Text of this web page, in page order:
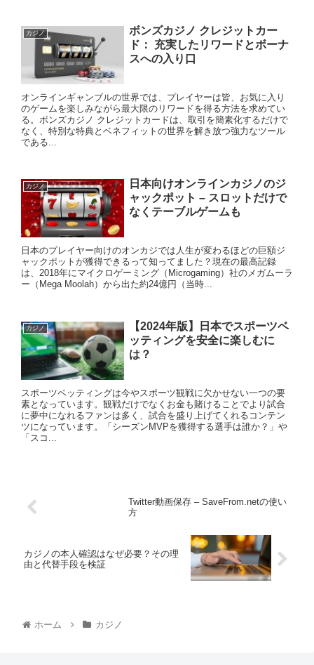
カジノ
ボンズカジノ クレジットカー
ド： 充実したリワードとボーナ
スへの入り口
オンラインギャンブルの世界では、プレイヤーは皆、お気に入り
のゲームを楽しみながら最大限のリワードを得る方法を求めてい
る。ボンズカジノ クレジットカードは、取引を簡素化するだけで
なく、特別な特典とベネフィットの世界を解き放つ強力なツール
である...
カジノ
日本向けオンラインカジノのジ
ャックポット – スロットだけで
なくテーブルゲームも
日本のプレイヤー向けのオンカジでは人生が変わるほどの巨額ジ
ャックポットが獲得できるって知ってました？現在の最高記録
は、2018年にマイクロゲーミング（Microgaming）社のメガムーラ
ー（Mega Moolah）から出た約24億円（当時...
カジノ
【2024年版】日本でスポーツベ
ッティングを安全に楽しむに
は？
スポーツベッティングは今やスポーツ観戦に欠かせない一つの要
素となっています。観戦だけでなくお金も賭けることでより試合
に夢中になれるファンは多く、試合を盛り上げてくれるコンテン
ツになっています。「シーズンMVPを獲得する選手は誰か？」や
「スコ...
Twitter動画保存 – SaveFrom.netの使い
方
カジノの本人確認はなぜ必要？その理
由と代替手段を検証
ホーム カジノ